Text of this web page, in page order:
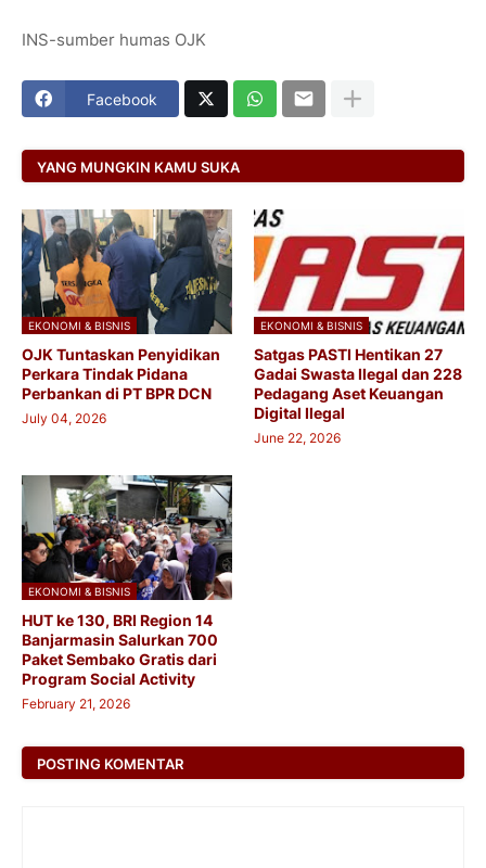
INS-sumber humas OJK
Facebook
YANG MUNGKIN KAMU SUKA
EKONOMI & BISNIS
OJK Tuntaskan Penyidikan
Perkara Tindak Pidana
Perbankan di PT BPR DCN
July 04, 2026
EKONOMI & BISNIS
Satgas PASTI Hentikan 27
Gadai Swasta Ilegal dan 228
Pedagang Aset Keuangan
Digital Ilegal
June 22, 2026
EKONOMI & BISNIS
HUT ke 130, BRI Region 14
Banjarmasin Salurkan 700
Paket Sembako Gratis dari
Program Social Activity
February 21, 2026
POSTING KOMENTAR